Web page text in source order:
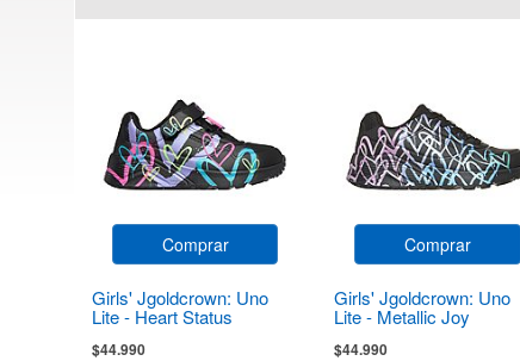
Comprar
Girls' Jgoldcrown: Uno
Lite - Heart Status
$44.990
Comprar
Girls' Jgoldcrown: Uno
Lite - Metallic Joy
$44.990